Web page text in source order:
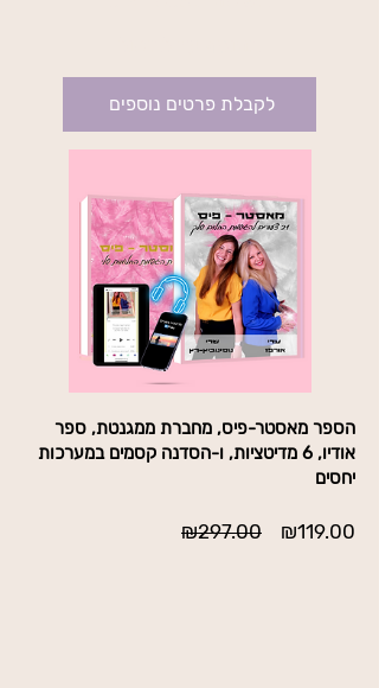
לקבלת פרטים נוספים
הספר מאסטר-פיס, מחברת ממגנטת, ספר
אודיו, 6 מדיטציות, ו-הסדנה קסמים במערכות
יחסים
₪297.00
מחיר
₪119.00